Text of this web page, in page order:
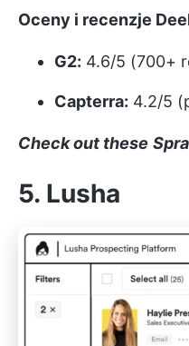
Oceny i recenzje
G2: 4.6/5 (700+
Capterra: 4.2/5
Check out these
5. Lusha